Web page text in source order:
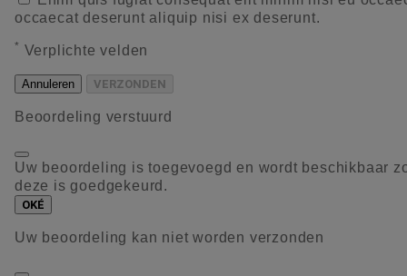
occaecat deserunt aliquip nisi ex deserunt.
* Verplichte velden
Annuleren VERZONDEN
Beoordeling verstuurd
Uw beoordeling is toegevoegd en wordt beschikbaar
deze is goedgekeurd.
OKÉ
Uw beoordeling kan niet worden verzonden